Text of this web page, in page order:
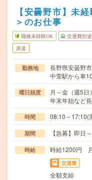
【安曇野市】未
＞のお仕事
職種未経験OK 交通費別
派遣
勤務地
長野県安曇野市
中萱駅から車
曜日頻度
月～金（週5
年末年始など
時間 08:10～17:10(
期間 【急募】即日
時給 時給1200円
交通費
全額支給